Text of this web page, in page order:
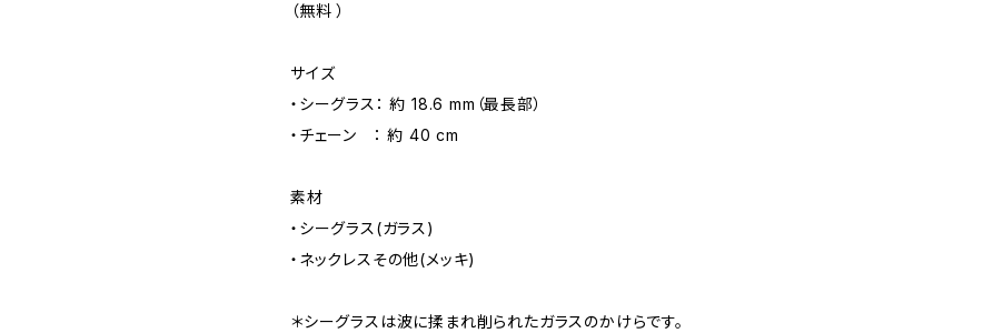
（無料 ）
サイズ
・シーグラス： 約 18.6 mm（最長部）
・チェーン ： 約 40 cm
素材
・シーグラス(ガラス)
・ネックレスその他(メッキ)
＊シーグラスは波に揉まれ削られたガラスのかけらです。